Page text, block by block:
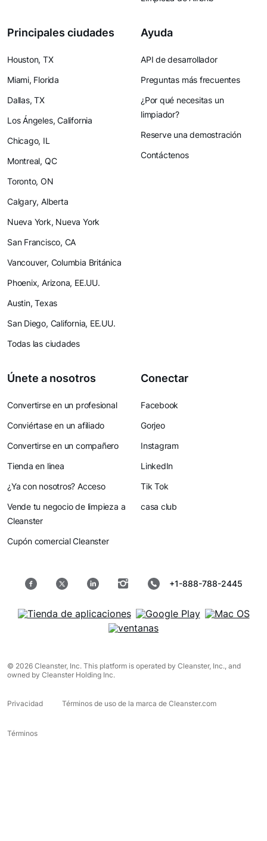
Principales ciudades
Houston, TX
Miami, Florida
Dallas, TX
Los Ángeles, California
Chicago, IL
Montreal, QC
Toronto, ON
Calgary, Alberta
Nueva York, Nueva York
San Francisco, CA
Vancouver, Columbia Británica
Phoenix, Arizona, EE.UU.
Austin, Texas
San Diego, California, EE.UU.
Todas las ciudades
Ayuda
API de desarrollador
Preguntas más frecuentes
¿Por qué necesitas un
limpiador?
Reserve una demostración
Contáctenos
Únete a nosotros
Convertirse en un profesional
Conviértase en un afiliado
Convertirse en un compañero
Tienda en linea
¿Ya con nosotros? Acceso
Vende tu negocio de limpieza a
Cleanster
Cupón comercial Cleanster
Conectar
Facebook
Gorjeo
Instagram
LinkedIn
Tik Tok
casa club
+1-888-788-2445
© 2026 Cleanster, Inc. This platform is operated by Cleanster, Inc., and
owned by Cleanster Holding Inc.
Privacidad Términos de uso de la marca de Cleanster.com
Términos